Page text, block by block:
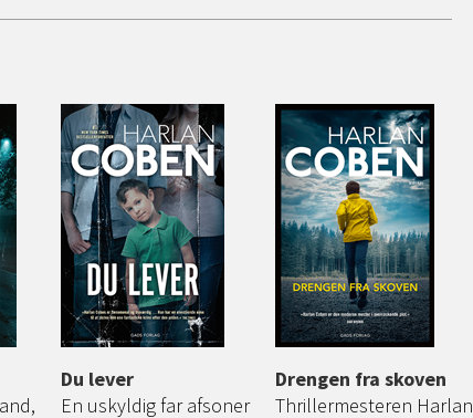
Du lever
En uskyldig far afsoner
Drengen fra skoven
Thrillermesteren Harlan